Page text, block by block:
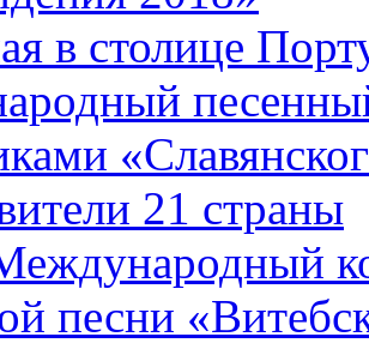
в столице
21 страны
песни